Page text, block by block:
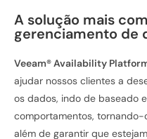
A solução mais
gerenciamento de
Veeam® Availability
ajudar nossos clientes a
os dados, indo de baseado
comportamentos, tornando-
além de garantir que